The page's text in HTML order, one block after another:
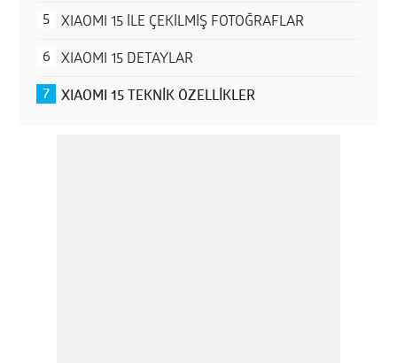
XIAOMI 15 İLE ÇEKİLMİŞ FOTOĞRAFLAR
XIAOMI 15 DETAYLAR
XIAOMI 15 TEKNİK ÖZELLİKLER